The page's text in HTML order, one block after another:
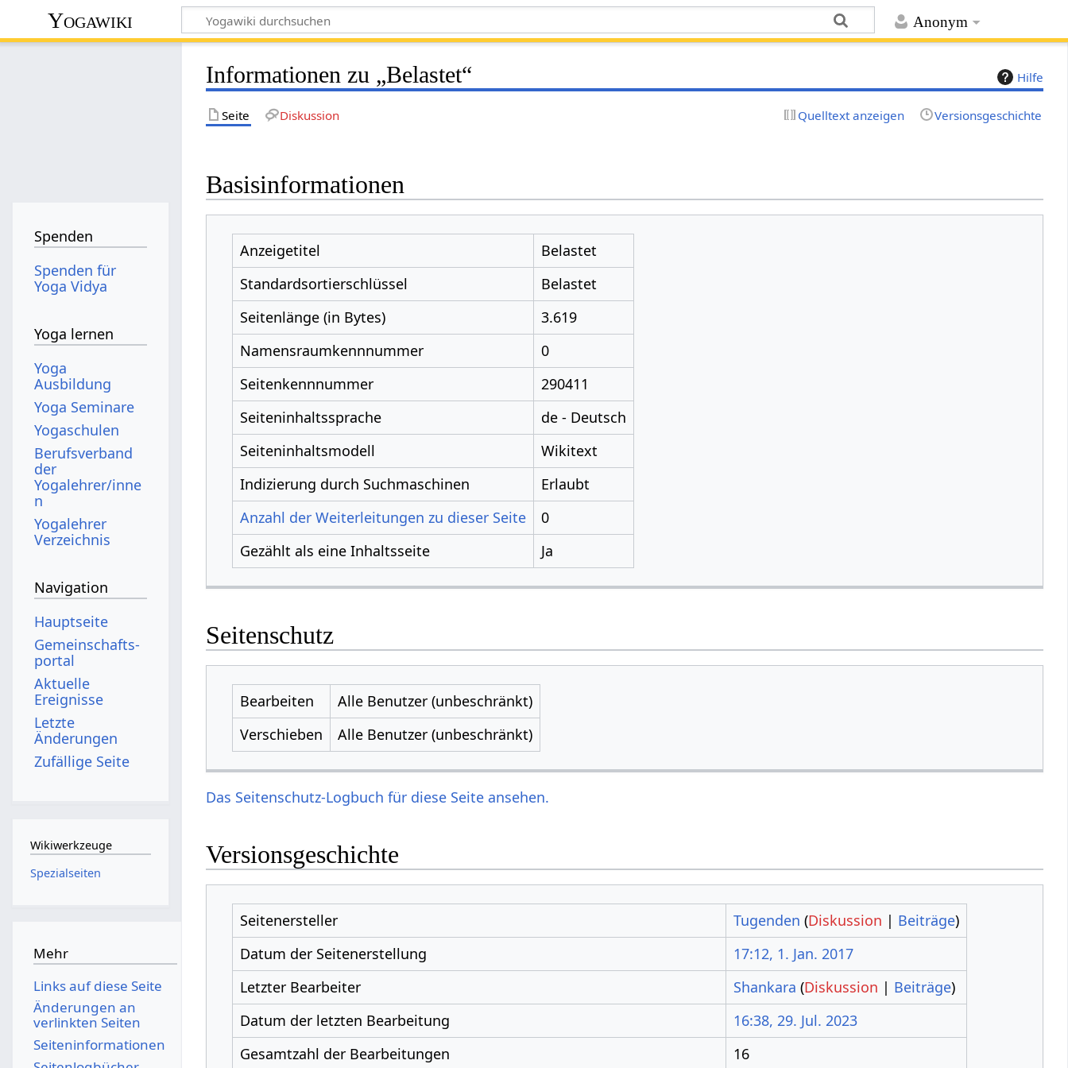
Anonym
Yogawiki
Hilfe
Informationen zu „Belastet“
Seite Diskussion Quelltext anzeigen Versionsgeschichte
Basisinformationen
Anzeigetitel
Belastet
Standardsortierschlüssel
Belastet
Seitenlänge (in Bytes)
3.619
Namensraumkennnummer
0
Seitenkennnummer
290411
Seiteninhaltssprache
de - Deutsch
Seiteninhaltsmodell
Wikitext
Indizierung durch Suchmaschinen
Erlaubt
Anzahl der Weiterleitungen zu dieser Seite
0
Gezählt als eine Inhaltsseite
Ja
Seitenschutz
Bearbeiten
Alle Benutzer (unbeschränkt)
Verschieben
Alle Benutzer (unbeschränkt)
Das Seitenschutz-Logbuch für diese Seite ansehen.
Versionsgeschichte
Seitenersteller Tugenden (Diskussion | Beiträge)
Datum der Seitenerstellung
17:12, 1. Jan. 2017
Letzter Bearbeiter
Shankara (Diskussion | Beiträge)
Datum der letzten Bearbeitung
16:38, 29. Jul. 2023
Gesamtzahl der Bearbeitungen
16
Spenden
Spenden für
Yoga Vidya
Yoga lernen
Yoga
Ausbildung
Yoga Seminare
Yogaschulen
Berufsverband
der
Yogalehrer/inne
n
Yogalehrer
Verzeichnis
Navigation
Hauptseite
Gemeinschafts­
portal
Aktuelle
Ereignisse
Letzte
Änderungen
Zufällige Seite
Wikiwerkzeuge
Spezialseiten
Mehr
Links auf diese Seite
Änderungen an
verlinkten Seiten
Seiten­­informationen